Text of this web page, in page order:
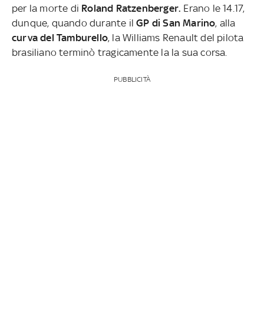
per la morte di Roland Ratzenberger. Erano le 14.17,
dunque, quando durante ilGP di San Marino, alla
curva del Tamburello, la Williams Renault del pilota
brasiliano terminò tragicamente la la sua corsa.
PUBBLICITÀ